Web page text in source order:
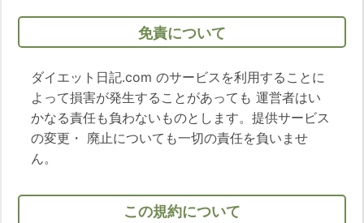
免責について
ダイエット日記.com のサービスを利用することに
よって損害が発生することがあっても 運営者はい
かなる責任も負わないものとします。提供サービス
の変更・ 廃止についても一切の責任を負いませ
ん。
この規約について